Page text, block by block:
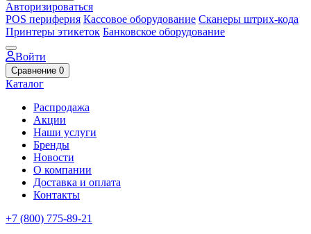
Авторизироваться
POS периферия Кассовое оборудование Сканеры штрих-кода
Принтеры этикеток Банковское оборудование
Войти
Сравнение 0
Каталог
Распродажа
Акции
Наши услуги
Бренды
Новости
О компании
Доставка и оплата
Контакты
+7 (800) 775-89-21